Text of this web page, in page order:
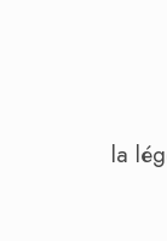
la